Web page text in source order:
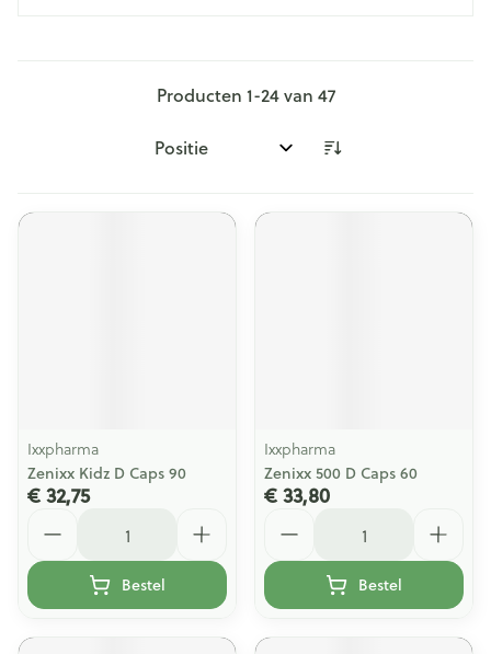
Producten 1-24van 47
Sorteer op:
Ixxpharma
Zenixx Kidz D Caps 90
€ 32,75
Bestel
Ixxpharma
Zenixx 500 D Caps 60
€ 33,80
Bestel